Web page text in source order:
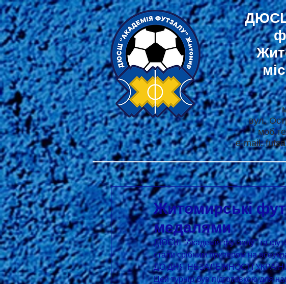
вул.
e-mail:
Житомирські
медалями
ДЮСШ "Академія футзалу" та
стали срібним призером на
ДО ДНЯ НЕЗАЛЕЖНОСТІ
Цей турнір був підготовкою для